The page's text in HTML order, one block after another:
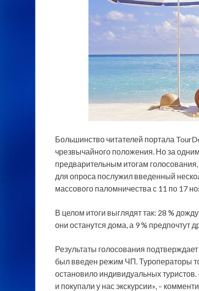
Большинство читателей портала
чрезвычайного положения. Но за
предварительным итогам
для опроса послужил введенный
массового паломничества с 11 по 17
В целом итоги выглядят так: 28 %
они останутся дома, а 9 % предпочтут
Результаты голосования
был введен режим ЧП. Туроператоры
остановило индивидуальных
и покупали у нас экскурсии», –